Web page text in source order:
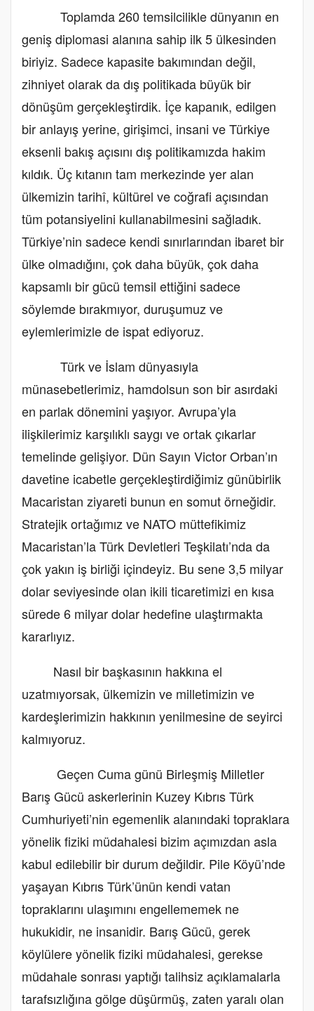
Toplamda 260 temsilcilikle dünyanın en
geniş diplomasi alanına sahip ilk 5 ülkesinden
biriyiz. Sadece kapasite bakımından değil,
zihniyet olarak da dış politikada büyük bir
dönüşüm gerçekleştirdik. İçe kapanık, edilgen
bir anlayış yerine, girişimci, insani ve Türkiye
eksenli bakış açısını dış politikamızda hakim
kıldık. Üç kıtanın tam merkezinde yer alan
ülkemizin tarihî, kültürel ve coğrafi açısından
tüm potansiyelini kullanabilmesini sağladık.
Türkiye’nin sadece kendi sınırlarından ibaret bir
ülke olmadığını, çok daha büyük, çok daha
kapsamlı bir gücü temsil ettiğini sadece
söylemde bırakmıyor, duruşumuz ve
eylemlerimizle de ispat ediyoruz.
Türk ve İslam dünyasıyla
münasebetlerimiz, hamdolsun son bir asırdaki
en parlak dönemini yaşıyor. Avrupa’yla
ilişkilerimiz karşılıklı saygı ve ortak çıkarlar
temelinde gelişiyor. Dün Sayın Victor Orban’ın
davetine icabetle gerçekleştirdiğimiz günübirlik
Macaristan ziyareti bunun en somut örneğidir.
Stratejik ortağımız ve NATO müttefikimiz
Macaristan’la Türk Devletleri Teşkilatı’nda da
çok yakın iş birliği içindeyiz. Bu sene 3,5 milyar
dolar seviyesinde olan ikili ticaretimizi en kısa
sürede 6 milyar dolar hedefine ulaştırmakta
kararlıyız.
Nasıl bir başkasının hakkına el
uzatmıyorsak, ülkemizin ve milletimizin ve
kardeşlerimizin hakkının yenilmesine de seyirci
kalmıyoruz.
Geçen Cuma günü Birleşmiş Milletler
Barış Gücü askerlerinin Kuzey Kıbrıs Türk
Cumhuriyeti’nin egemenlik alanındaki topraklara
yönelik fiziki müdahalesi bizim açımızdan asla
kabul edilebilir bir durum değildir. Pile Köyü’nde
yaşayan Kıbrıs Türk’ünün kendi vatan
topraklarını ulaşımını engellememek ne
hukukidir, ne insanidir. Barış Gücü, gerek
köylülere yönelik fiziki müdahalesi, gerekse
müdahale sonrası yaptığı talihsiz açıklamalarla
tarafsızlığına gölge düşürmüş, zaten yaralı olan